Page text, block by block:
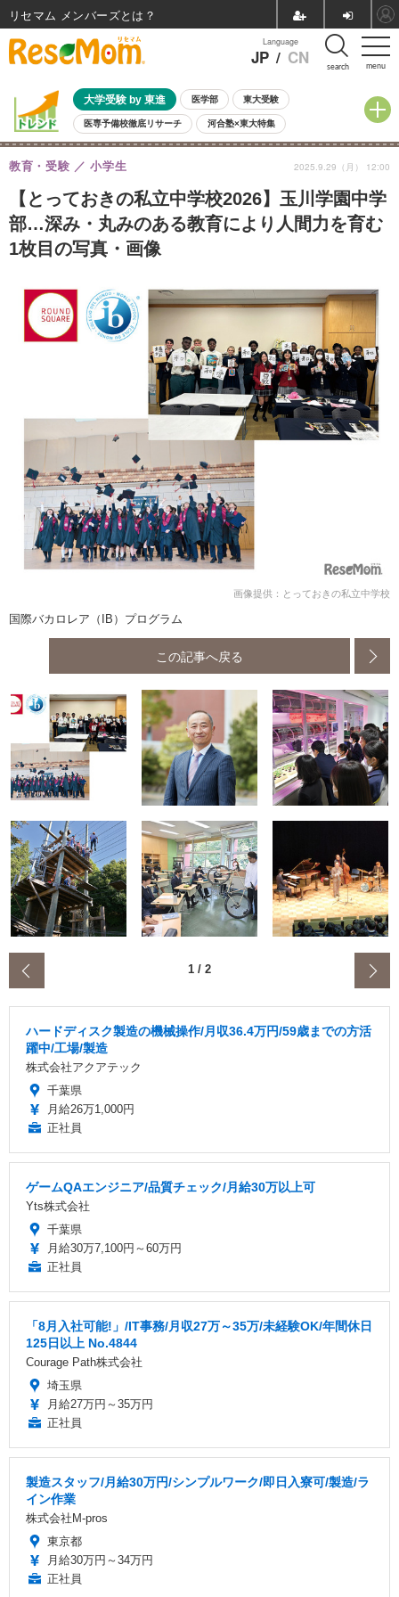
menu
Language
JP / CN search
大学受験 by 東進 医学部 東大受験
医専予備校徹底リサーチ 河合塾×東大特集
親子で考える大学選び 高校受験 中学受験 小学校受験
共通テスト 夏休み
8月開催イベント・WS 全国公立高校 過去問 人気記事
自由研究教材（小学生向け） 自由研究教材（中学生向け） ランキング
【とっておきの私立中学校2026】玉川学園中学
部…深み・丸みのある教育により人間力を育む
1枚目の写真・画像
教育・受験 小学生 2025.9.29（月） 12:00
画像提供：とっておきの私立中学校
国際バカロレア（IB）プログラム
この記事へ戻る
1 / 2
ハードディスク製造の機械操作/月収36.4万円/59歳までの方活
躍中/工場/製造
株式会社アクアテック
千葉県
月給26万1,000円
正社員
ゲームQAエンジニア/品質チェック/月給30万以上可
Yts株式会社
千葉県
月給30万7,100円～60万円
正社員
「8月入社可能!」/IT事務/月収27万～35万/未経験OK/年間休日
125日以上 No.4844
Courage Path株式会社
埼玉県
月給27万円～35万円
正社員
製造スタッフ/月給30万円/シンプルワーク/即日入寮可/製造/ラ
イン作業
株式会社M-pros
東京都
月給30万円～34万円
正社員
リセマム メンバーズ